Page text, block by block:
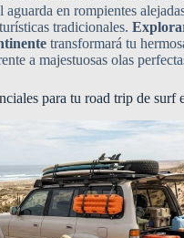
aguarda en rompientes
tradicionales.
transformará tu
a majestuosas olas
para tu road trip de surf